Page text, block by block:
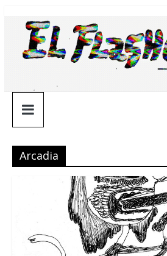
contenido
¯\_(ツ)_/
¯
Arcadia